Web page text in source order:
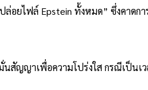
ยไฟล์ Epstein ทั้งหมด” ซึ่งคาดก
นสัญญาเพื่อความโปร่งใส กรณีเป็น